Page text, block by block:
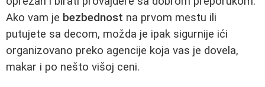
Ako vam je bezbednost na prvom mestu ili
putujete sa decom, možda je ipak sigurnije ići
organizovano preko agencije koja vas je dovela,
makar i po nešto višoj ceni.